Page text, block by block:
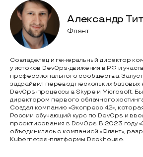
Александр
Флант
Совладелец и генеральный директор
у истоков DevOps-движения в РФ и
профессионального сообщества.
задрайвил перевод нескольких базовых
DevOps-процессы в Skype и Microsoft.
директором первого облачного
Создал компанию «Экспресс 42»,
России обучающий курс по DevOps и
проектирования в DevOps. В 2023 году
объединилась с компанией «Флант»,
Kubernetes-платформы Deckhouse.